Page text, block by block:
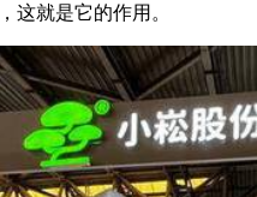
这就是它的作用。